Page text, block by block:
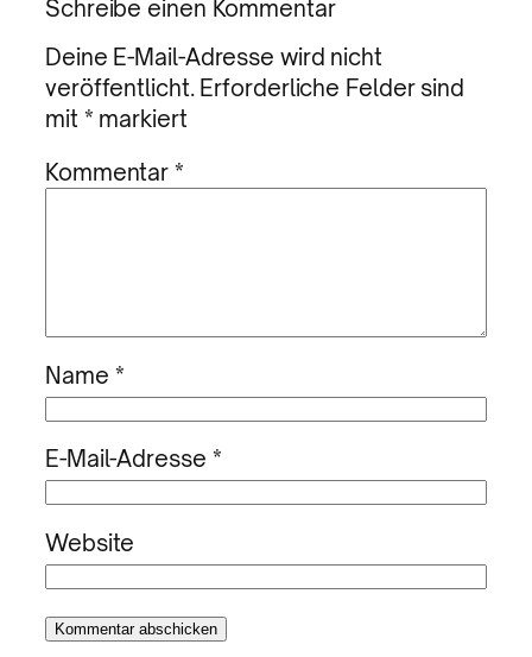
Schreibe einen Kommentar
Deine E-Mail-Adresse wird nicht
veröffentlicht. Erforderliche Felder sind
mit * markiert
Kommentar*
Name *
E-Mail-Adresse *
Website